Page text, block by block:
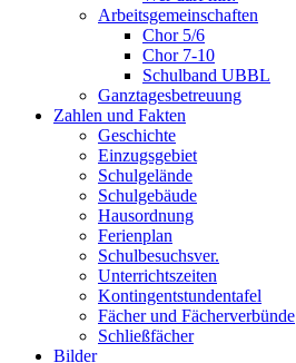
Arbeitsgemeinschaften
Chor 5/6
Chor 7-10
Schulband UBBL
Ganztagesbetreuung
Zahlen und Fakten
Geschichte
Einzugsgebiet
Schulgelände
Schulgebäude
Hausordnung
Ferienplan
Schulbesuchsver.
Unterrichtszeiten
Kontingentstundentafel
Fächer und Fächerverbünde
Schließfächer
Bilder